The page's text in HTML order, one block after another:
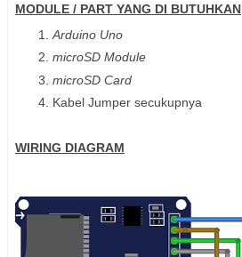
MODULE / PART YANG DI BUTUHKAN
Arduino Uno
microSD Module
microSD Card
Kabel Jumper secukupnya
WIRING DIAGRAM